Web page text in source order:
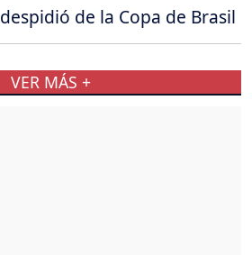
de la Copa de Brasil
VER MÁS +